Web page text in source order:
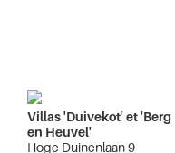
Villas 'Duivekot' et 'Berg
en Heuvel'
Hoge Duinenlaan 9